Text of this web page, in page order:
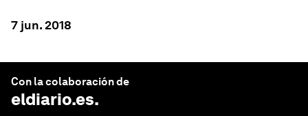
7 jun. 2018
Con la colaboración de
eldiario.es.